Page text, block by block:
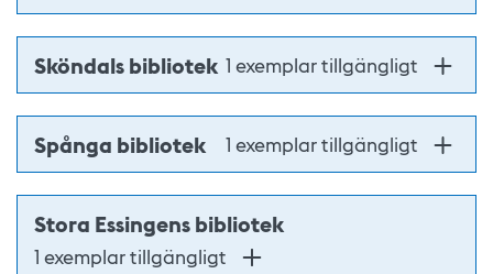
Sköndals bibliotek 1 exemplar tillgängligt
Spånga bibliotek 1 exemplar tillgängligt
Stora Essingens bibliotek
1 exemplar tillgängligt